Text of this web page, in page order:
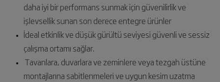
daha iyi bir performans sunmak için güvenilirlik ve
işlevsellik sunan son derece entegre ürünler
İdeal etkinlik ve düşük gürültü seviyesi güvenli ve sessiz
çalışma ortamı sağlar.
Tavanlara, duvarlara ve zeminlere veya tezgah üstüne
montajlarına sabitlenmeleri ve uygun kesim uzatma